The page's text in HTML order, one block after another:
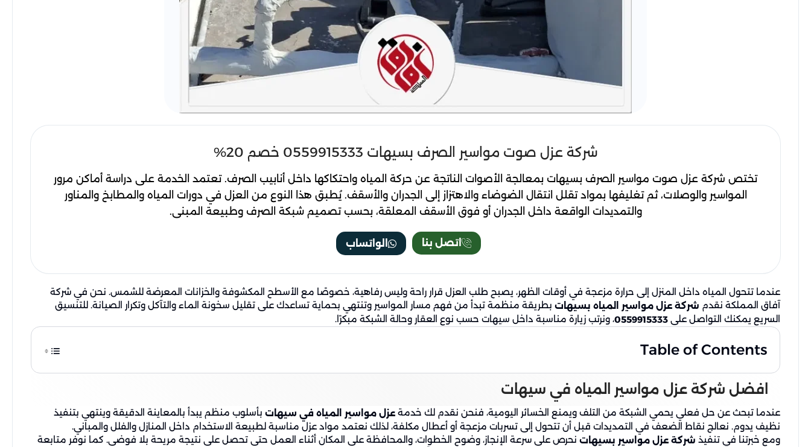
شركة عزل صوت مواسير الصرف بسيهات 0559915333 خصم 20%
تختص شركة عزل صوت مواسير الصرف بسيهات بمعالجة الأصوات الناتجة عن حركة المياه واحتكاكها داخل أنابيب الصرف. تعتمد الخدمة على دراسة أماكن مرور
المواسير والوصلات، ثم تغليفها بمواد تقلل انتقال الضوضاء والاهتزاز إلى الجدران والأسقف. يُطبق هذا النوع من العزل في دورات المياه والمطابخ والمناور
والتمديدات الواقعة داخل الجدران أو فوق الأسقف المعلقة، بحسب تصميم شبكة الصرف وطبيعة المبنى.
اتصل بنا الواتساب
عندما تتحول المياه داخل المنزل إلى حرارة مزعجة في أوقات الظهر، يصبح طلب العزل قرار راحة وليس رفاهية، خصوصًا مع الأسطح المكشوفة والخزانات المعرضة للشمس. نحن في شركة
آفاق المملكة نقدم شركة عزل مواسير المياه بسيهات بطريقة منظمة تبدأ من فهم مسار المواسير وتنتهي بحماية تساعدك على تقليل سخونة الماء والتآكل وتكرار الصيانة. للتنسيق
السريع يمكنك التواصل على 0559915333، ونرتب زيارة مناسبة داخل سيهات حسب نوع العقار وحالة الشبكة مبكرًا.
Table of Contents
افضل شركة عزل مواسير المياه في سيهات
عندما تبحث عن حل فعلي يحمي الشبكة من التلف ويمنع الخسائر اليومية، فنحن نقدم لك خدمة عزل مواسير المياه في سيهات بأسلوب منظم يبدأ بالمعاينة الدقيقة وينتهي بتنفيذ
نظيف يدوم. نعالج نقاط الضعف في التمديدات قبل أن تتحول إلى تسربات مزعجة أو أعطال مكلفة، لذلك نعتمد مواد عزل مناسبة لطبيعة الاستخدام داخل المنازل والفلل والمباني.
ومع خبرتنا في تنفيذ شركة عزل مواسير بسيهات نحرص على سرعة الإنجاز، وضوح الخطوات، والمحافظة على المكان أثناء العمل حتى تحصل على نتيجة مريحة بلا فوضى. كما نوفر متابعة